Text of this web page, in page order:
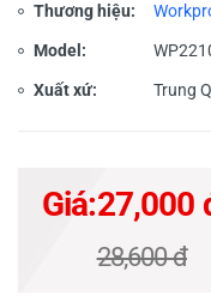
Thương hiệu:
Model:
Xuất xứ: Trung
Giá:27,000
28,600 đ